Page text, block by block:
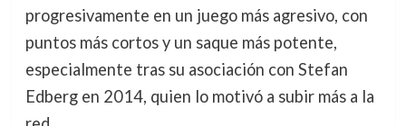
progresivamente en un juego más agresivo, con
puntos más cortos y un saque más potente,
especialmente tras su asociación con Stefan
Edberg en 2014, quien lo motivó a subir más a la